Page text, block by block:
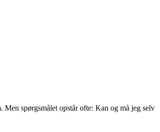
spørgsmålet opstår ofte: Kan og må jeg selv